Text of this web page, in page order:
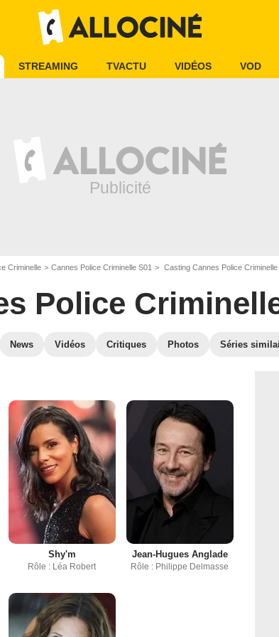
STREAMING TVACTU VIDÉOS VOD
Criminelle Cannes Police Criminelle S01 Casting Cannes Police Criminelle
Police
News Vidéos Critiques Photos Séries
Shy'm
Rôle : Léa Robert
Jean-Hugues Anglade
Rôle : Philippe Delmasse